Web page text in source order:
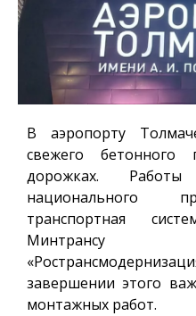
В аэропорту
свежего
дорожках.
национального
транспортная
Минтрансу
завершении этого
монтажных работ.